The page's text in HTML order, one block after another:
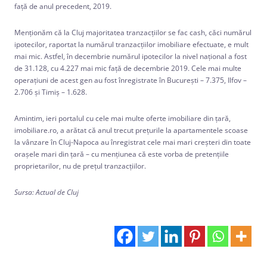
față de anul precedent, 2019.
Menționăm că la Cluj majoritatea tranzacțiilor se fac cash, căci numărul
ipotecilor, raportat la numărul tranzacțiilor imobiliare efectuate, e mult
mai mic. Astfel, în decembrie numărul ipotecilor la nivel național a fost
de 31.128, cu 4.227 mai mic față de decembrie 2019. Cele mai multe
operațiuni de acest gen au fost înregistrate în București – 7.375, Ilfov –
2.706 și Timiș – 1.628.
Amintim, ieri portalul cu cele mai multe oferte imobiliare din țară,
imobiliare.ro, a arătat că anul trecut prețurile la apartamentele scoase
la vânzare în Cluj-Napoca au înregistrat cele mai mari creșteri din toate
orașele mari din țară – cu mențiunea că este vorba de pretențiile
proprietarilor, nu de prețul tranzacțiilor.
Sursa: Actual de Cluj